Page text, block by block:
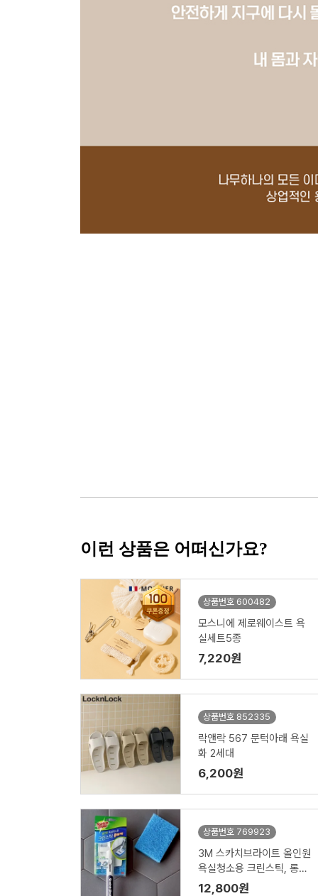
이런 상품은 어떠신가요?
상품번호 600482
모스니에 제로웨이스트 욕
실세트5종
7,220원
상품번호 852335
락앤락 567 문턱아래 욕실
화 2세대
6,200원
상품번호 769923
3M 스카치브라이트 올인원
욕실청소용 크린스틱, 롱핸
들 (핸들 1입, 리필 1입)
12,800원